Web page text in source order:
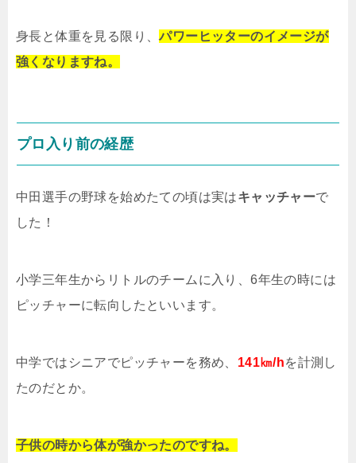
身長と体重を見る限り、パワーヒッターのイメージが
強くなりますね。
プロ入り前の経歴
中田選手の野球を始めたての頃は実はキャッチャーで
した！
小学三年生からリトルのチームに入り、6年生の時には
ピッチャーに転向したといいます。
中学ではシニアでピッチャーを務め、 141㎞/hを計測し
たのだとか。
子供の時から体が強かったのですね。